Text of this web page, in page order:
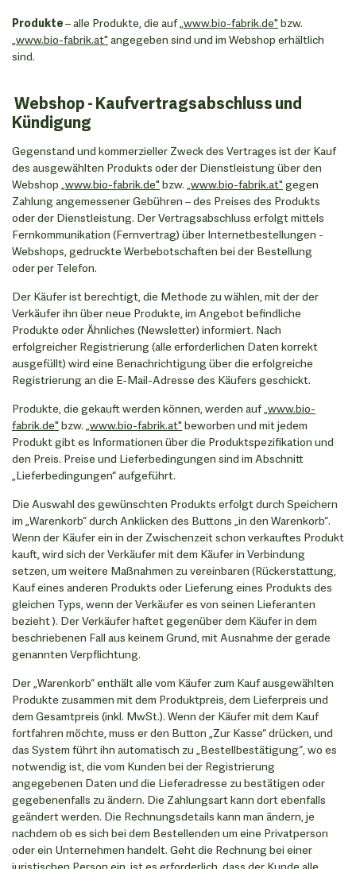
Produkte– alle Produkte, die auf„www.bio-fabrik.de" bzw.
„www.bio-fabrik.at" angegeben sind und im Webshop erhältlich
sind.
Webshop - Kaufvertragsabschluss und
Kündigung
Gegenstand und kommerzieller Zweck des Vertrages ist der Kauf
des ausgewählten Produkts oder der Dienstleistung über den
Webshop „www.bio-fabrik.de" bzw. „www.bio-fabrik.at" gegen
Zahlung angemessener Gebühren – des Preises des Produkts
oder der Dienstleistung. Der Vertragsabschluss erfolgt mittels
Fernkommunikation (Fernvertrag) über Internetbestellungen -
Webshops, gedruckte Werbebotschaften bei der Bestellung
oder per Telefon.
Der Käufer ist berechtigt, die Methode zu wählen, mit der der
Verkäufer ihn über neue Produkte, im Angebot befindliche
Produkte oder Ähnliches (Newsletter) informiert. Nach
erfolgreicher Registrierung (alle erforderlichen Daten korrekt
ausgefüllt) wird eine Benachrichtigung über die erfolgreiche
Registrierung an die E-Mail-Adresse des Käufers geschickt.
Produkte, die gekauft werden können, werden auf„www.bio-
fabrik.de" bzw. „www.bio-fabrik.at" beworben und mit jedem
Produkt gibt es Informationen über die Produktspezifikation und
den Preis. Preise und Lieferbedingungen sind im Abschnitt
„Lieferbedingungen“ aufgeführt.
Die Auswahl des gewünschten Produkts erfolgt durch Speichern
im „Warenkorb“ durch Anklicken des Buttons „in den Warenkorb“.
Wenn der Käufer ein in der Zwischenzeit schon verkauftes Produkt
kauft, wird sich der Verkäufer mit dem Käufer in Verbindung
setzen, um weitere Maßnahmen zu vereinbaren (Rückerstattung,
Kauf eines anderen Produkts oder Lieferung eines Produkts des
gleichen Typs, wenn der Verkäufer es von seinen Lieferanten
bezieht ). Der Verkäufer haftet gegenüber dem Käufer in dem
beschriebenen Fall aus keinem Grund, mit Ausnahme der gerade
genannten Verpflichtung.
Der „Warenkorb“ enthält alle vom Käufer zum Kauf ausgewählten
Produkte zusammen mit dem Produktpreis, dem Lieferpreis und
dem Gesamtpreis (inkl. MwSt.). Wenn der Käufer mit dem Kauf
fortfahren möchte, muss er den Button „Zur Kasse“ drücken, und
das System führt ihn automatisch zu „Bestellbestätigung“, wo es
notwendig ist, die vom Kunden bei der Registrierung
angegebenen Daten und die Lieferadresse zu bestätigen oder
gegebenenfalls zu ändern. Die Zahlungsart kann dort ebenfalls
geändert werden. Die Rechnungsdetails kann man ändern, je
nachdem ob es sich bei dem Bestellenden um eine Privatperson
oder ein Unternehmen handelt. Geht die Rechnung bei einer
juristischen Person ein, ist es erforderlich, dass der Kunde alle